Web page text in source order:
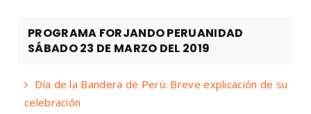
PROGRAMA FORJANDO PERUANIDAD
SÁBADO 23 DE MARZO DEL 2019
Día de la Bandera de Perú: Breve explicación de su
celebración